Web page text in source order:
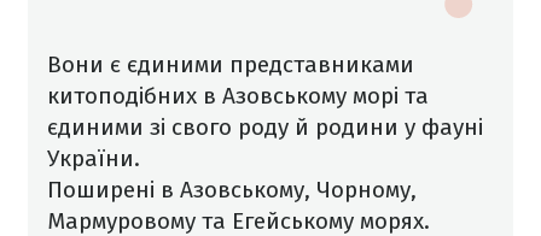
Вони є єдиними представниками
китоподібних в Азовському морі та
єдиними зі свого роду й родини у фауні
України.
Поширені в Азовському, Чорному,
Мармуровому та Егейському морях.